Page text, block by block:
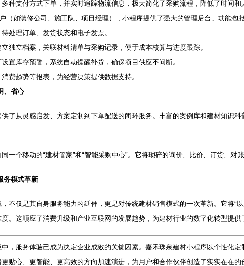
种支付方式下单，并实时追踪物流信息，极大简化了采购流程，降低了时间和
（如装修公司、施工队、项目经理），小程序提供了强大的管理后台。功能包括
处理订单、发货状态和电子发票。
立独立档案，关联材料清单与采购记录，便于成本核算与进度跟踪。
设置库存预警，系统自动提醒补货，确保项目供应不间断。
费趋势等报表，为经营决策提供数据支持。
、省心
了从灵感启发、方案定制到下单配送的闭环服务。丰富的案例库和建材知识
一个移动的“建材管家”和“智能采购中心”。它将琐碎的询价、比价、订货、
务模式革新
不仅是其自身服务能力的延伸，更是对传统建材销售模式的一次革新。它将“
。这顺应了消费升级和产业互联网的发展趋势，为建材行业的数字化转型提供
，服务体验已成为决定企业成败的关键因素。嘉禾珠泉建材小程序以个性化
贴心、更智能、更高效的方向加速演进，为用户和合作伙伴创造了实实在在